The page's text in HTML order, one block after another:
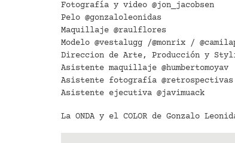
Fotografía y video @jon_jacobsen
Pelo @gonzaloleonidas
Maquillaje @raulflores
Modelo @vestalugg /@monrix /
Direccion de Arte, Producción y
Asistente maquillaje @humbertomoyav
Asistente fotografía @retrospectivas
Asistente ejecutiva @javimuack
La ONDA y el COLOR de Gonzalo